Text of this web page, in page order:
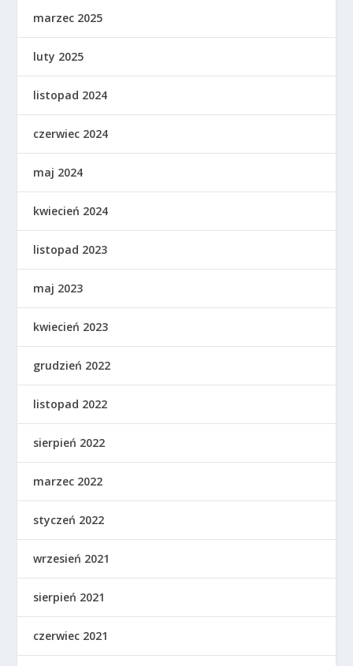
marzec 2025
luty 2025
listopad 2024
czerwiec 2024
maj 2024
kwiecień 2024
listopad 2023
maj 2023
kwiecień 2023
grudzień 2022
listopad 2022
sierpień 2022
marzec 2022
styczeń 2022
wrzesień 2021
sierpień 2021
czerwiec 2021